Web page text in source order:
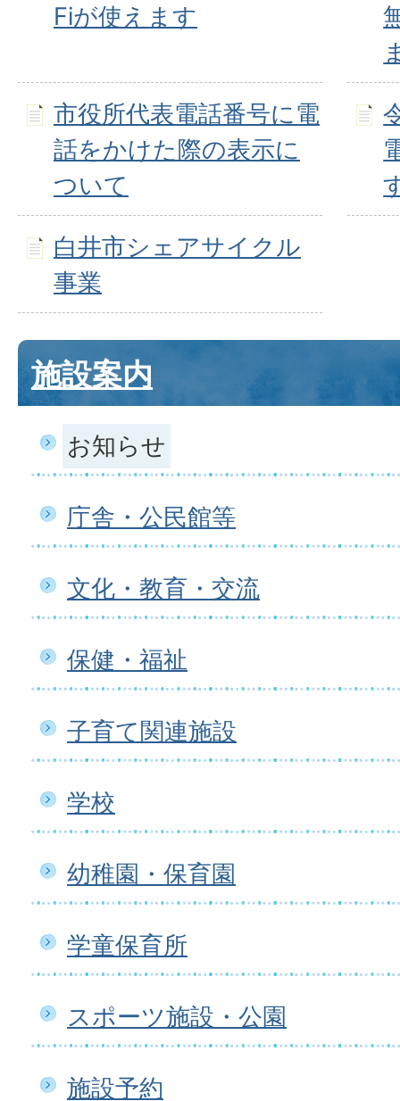
Fiが使えます
市役所代表電話番号に電
話をかけた際の表示に
ついて
白井市シェアサイクル
事業
施設案内
お知らせ
庁舎・公民館等
文化・教育・交流
保健・福祉
子育て関連施設
学校
幼稚園・保育園
学童保育所
スポーツ施設・公園
施設予約